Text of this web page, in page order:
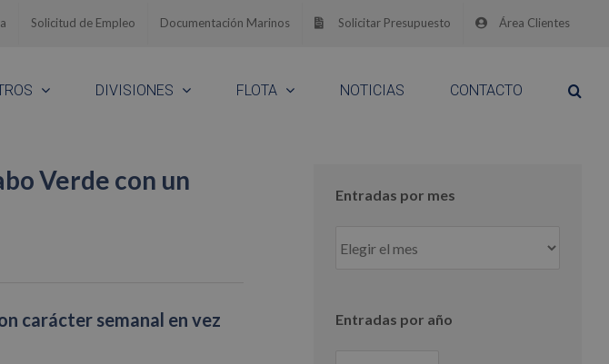
Solicitud de Empleo Documentación Marinos Solicitar Presupuesto Área Clientes
DIVISIONES FLOTA NOTICIAS CONTACTO
Verde con un
carácter semanal en vez
Entradas por mes
por
Entradas por año